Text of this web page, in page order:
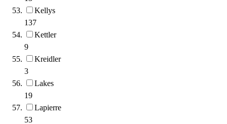
Kellys
137
Kettler
9
Kreidler
3
Lakes
19
Lapierre
53